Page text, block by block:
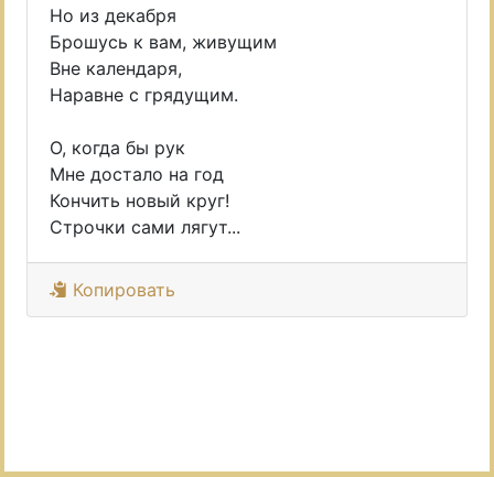
Но из декабря
Брошусь к вам, живущим
Вне календаря,
Наравне с грядущим.
О, когда бы рук
Мне достало на год
Кончить новый круг!
Строчки сами лягут...
Копировать